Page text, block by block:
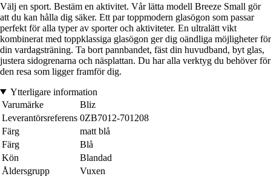
Välj en sport. Bestäm en aktivitet. Vår lätta modell Breeze Small gör
att du kan hålla dig säker. Ett par toppmodern glasögon som passar
perfekt för alla typer av sporter och aktiviteter. En ultralätt vikt
kombinerat med toppklassiga glasögon ger dig oändliga möjligheter för
din vardagsträning. Ta bort pannbandet, fäst din huvudband, byt glas,
justera sidogrenarna och näsplattan. Du har alla verktyg du behöver för
den resa som ligger framför dig.
Ytterligare information
Varumärke
Bliz
Leverantörsreferens 0ZB7012-701208
Färg
matt blå
Färg
Blå
Kön
Blandad
Åldersgrupp
Vuxen